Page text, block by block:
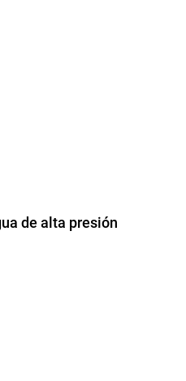
de alta presión